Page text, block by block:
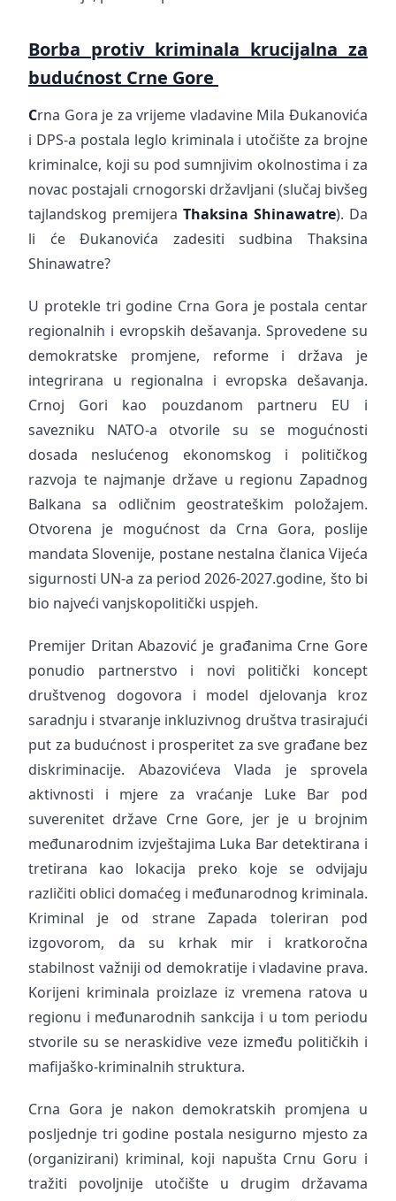
Borba protiv kriminala krucijalna za
budućnost Crne Gore
Crna Gora je za vrijeme vladavine Mila Đukanovića
i DPS-a postala leglo kriminala i utočište za brojne
kriminalce, koji su pod sumnjivim okolnostima i za
novac postajali crnogorski državljani (slučaj bivšeg
tajlandskog premijera Thaksina Shinawatre). Da
li će Đukanovića zadesiti sudbina Thaksina
Shinawatre?
U protekle tri godine Crna Gora je postala centar
regionalnih i evropskih dešavanja. Sprovedene su
demokratske promjene, reforme i država je
integrirana u regionalna i evropska dešavanja.
Crnoj Gori kao pouzdanom partneru EU i
savezniku NATO-a otvorile su se mogućnosti
dosada neslućenog ekonomskog i političkog
razvoja te najmanje države u regionu Zapadnog
Balkana sa odličnim geostrateškim položajem.
Otvorena je mogućnost da Crna Gora, poslije
mandata Slovenije, postane nestalna članica Vijeća
sigurnosti UN-a za period 2026-2027.godine, što bi
bio najveći vanjskopolitički uspjeh.
Premijer Dritan Abazović je građanima Crne Gore
ponudio partnerstvo i novi politički koncept
društvenog dogovora i model djelovanja kroz
saradnju i stvaranje inkluzivnog društva trasirajući
put za budućnost i prosperitet za sve građane bez
diskriminacije. Abazovićeva Vlada je sprovela
aktivnosti i mjere za vraćanje Luke Bar pod
suverenitet države Crne Gore, jer je u brojnim
međunarodnim izvještajima Luka Bar detektirana i
tretirana kao lokacija preko koje se odvijaju
različiti oblici domaćeg i međunarodnog kriminala.
Kriminal je od strane Zapada toleriran pod
izgovorom, da su krhak mir i kratkoročna
stabilnost važniji od demokratije i vladavine prava.
Korijeni kriminala proizlaze iz vremena ratova u
regionu i međunarodnih sankcija i u tom periodu
stvorile su se neraskidive veze između političkih i
mafijaško-kriminalnih struktura.
Crna Gora je nakon demokratskih promjena u
posljednje tri godine postala nesigurno mjesto za
(organizirani) kriminal, koji napušta Crnu Goru i
tražiti povoljnije utočište u drugim državama